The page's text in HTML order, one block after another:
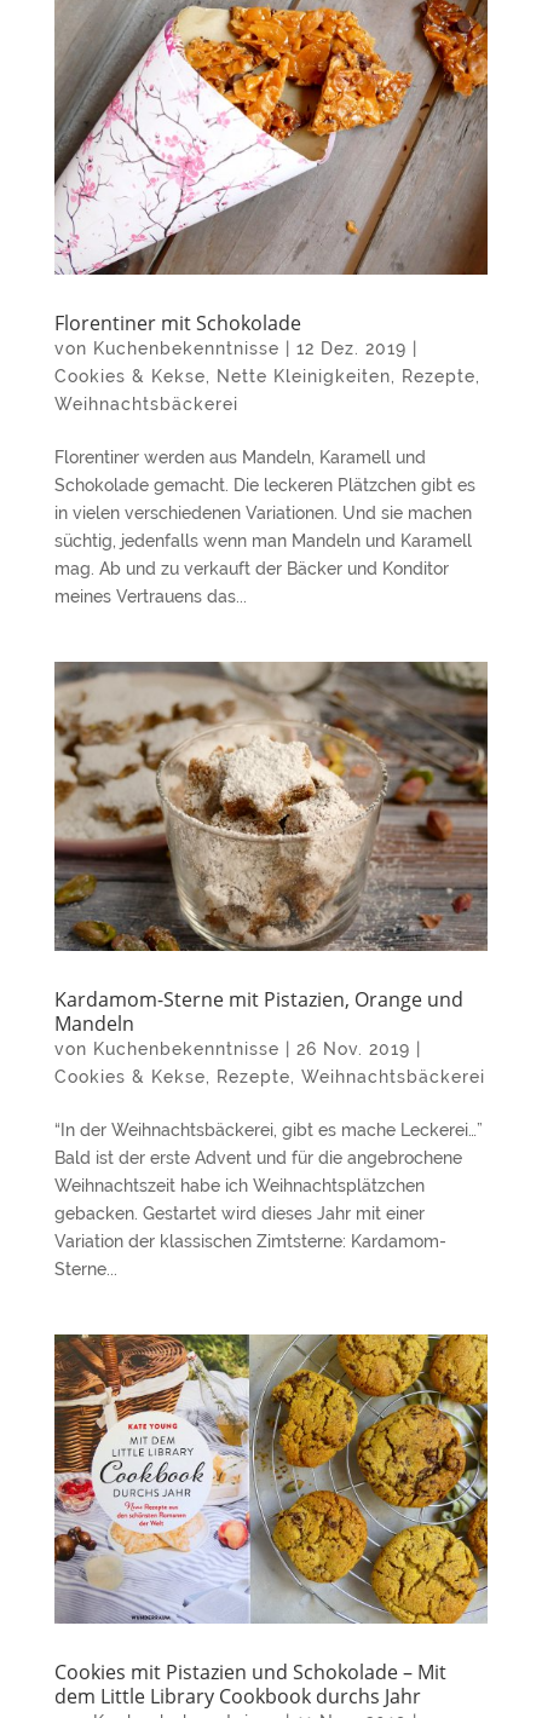
Florentiner mit Schokolade
von Kuchenbekenntnisse 12 Dez. 2019
Cookies & Kekse
Nette Kleinigkeiten Rezepte
Weihnachtsbäckerei
Florentiner werden aus Mandeln, Karamell und
Schokolade gemacht. Die leckeren Plätzchen gibt es
in vielen verschiedenen Variationen. Und sie machen
süchtig, jedenfalls wenn man Mandeln und Karamell
mag. Ab und zu verkauft der Bäcker und Konditor
meines Vertrauens das...
Kardamom-Sterne mit Pistazien, Orange und
Mandeln
von Kuchenbekenntnisse 26 Nov. 2019
Cookies & Kekse
Rezepte Weihnachtsbäckerei
“In der Weihnachtsbäckerei, gibt es mache Leckerei…”
Bald ist der erste Advent und für die angebrochene
Weihnachtszeit habe ich Weihnachtsplätzchen
gebacken. Gestartet wird dieses Jahr mit einer
Variation der klassischen Zimtsterne: Kardamom-
Sterne...
Cookies mit Pistazien und Schokolade – Mit
dem Little Library Cookbook durchs Jahr